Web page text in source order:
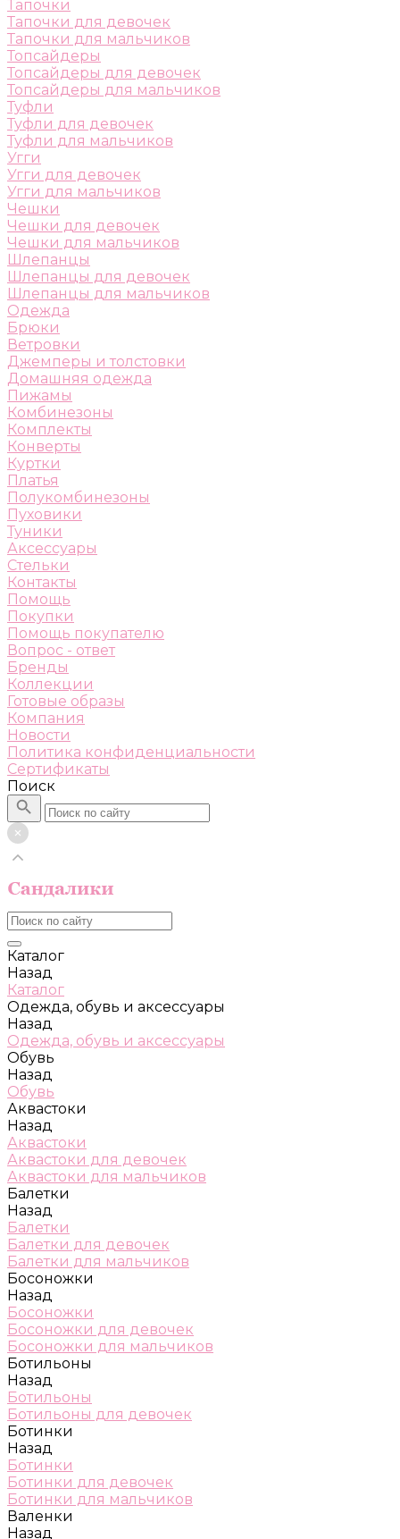
Тапочки
Тапочки для девочек
Тапочки для мальчиков
Топсайдеры
Топсайдеры для девочек
Топсайдеры для мальчиков
Туфли
Туфли для девочек
Туфли для мальчиков
Угги
Угги для девочек
Угги для мальчиков
Чешки
Чешки для девочек
Чешки для мальчиков
Шлепанцы
Шлепанцы для девочек
Шлепанцы для мальчиков
Одежда
Брюки
Ветровки
Джемперы и толстовки
Домашняя одежда
Пижамы
Комбинезоны
Комплекты
Конверты
Куртки
Платья
Полукомбинезоны
Пуховики
Туники
Аксессуары
Стельки
Контакты
Помощь
Покупки
Помощь покупателю
Вопрос - ответ
Бренды
Коллекции
Готовые образы
Компания
Новости
Политика конфиденциальности
Сертификаты
Поиск
Каталог
Назад
Каталог
Одежда, обувь и аксессуары
Назад
Одежда, обувь и аксессуары
Обувь
Назад
Обувь
Аквастоки
Назад
Аквастоки
Аквастоки для девочек
Аквастоки для мальчиков
Балетки
Назад
Балетки
Балетки для девочек
Балетки для мальчиков
Босоножки
Назад
Босоножки
Босоножки для девочек
Босоножки для мальчиков
Ботильоны
Назад
Ботильоны
Ботильоны для девочек
Ботинки
Назад
Ботинки
Ботинки для девочек
Ботинки для мальчиков
Валенки
Назад